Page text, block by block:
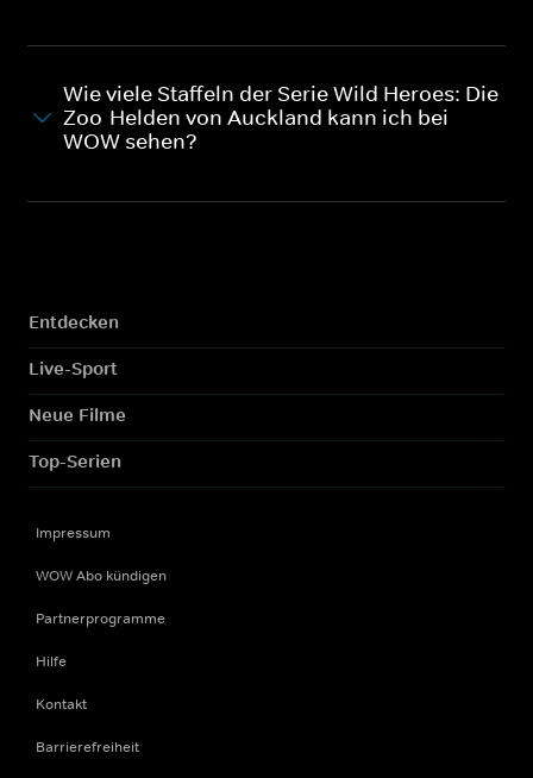
Wie viele Staffeln der Serie Wild Heroes: Die
Zoo-Helden von Auckland kann ich bei
WOW sehen?
Entdecken
Live-Sport
Neue Filme
Top-Serien
Impressum
WOW Abo kündigen
Partnerprogramme
Hilfe
Kontakt
Barrierefreiheit